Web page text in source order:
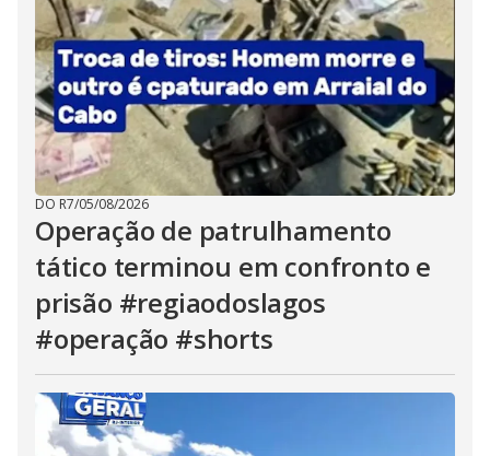
DO R7/05/08/2026
Operação de patrulhamento
tático terminou em confronto e
prisão #regiaodoslagos
#operação #shorts